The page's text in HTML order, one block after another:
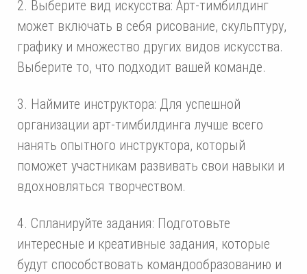
2. Выберите вид искусства: Арт-тимбилдинг
может включать в себя рисование, скульптуру,
графику и множество других видов искусства.
Выберите то, что подходит вашей команде.
3. Наймите инструктора: Для успешной
организации арт-тимбилдинга лучше всего
нанять опытного инструктора, который
поможет участникам развивать свои навыки и
вдохновляться творчеством.
4. Спланируйте задания: Подготовьте
интересные и креативные задания, которые
будут способствовать командообразованию и